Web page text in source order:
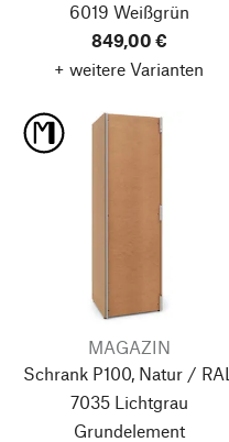
6019 Weißgrün
849,00 €
+ weitere Varianten
MAGAZIN
Schrank P100, Natur / RAL
7035 Lichtgrau
Grundelement